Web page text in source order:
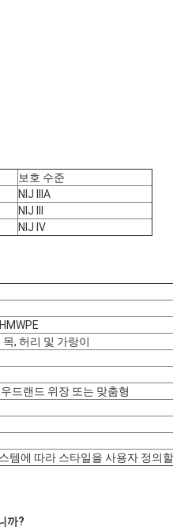
보호 수준
NIJ IIIA
NIJ III
NIJ IV
, 허리 및 가랑이
드랜드 위장 또는 맞춤형
템에 따라 스타일을 사용자 정의
까?